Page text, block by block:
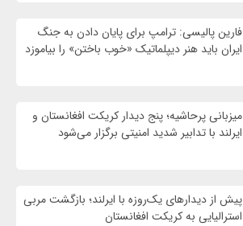
فارین پالیسی: ترامپ برای پایان دادن به جنگ
ایران باید هنر دیپلماتیک «خوب باختن» را بیاموزد
میزبانی پرحاشیه؛ پنج دیدار کریکت افغانستان و
ایرلند با تدابیر شدید امنیتی برگزار می‌شود
پیش از دیدارهای یک‌روزه با ایرلند؛ بازگشت مربی
استرالیایی به کریکت افغانستان